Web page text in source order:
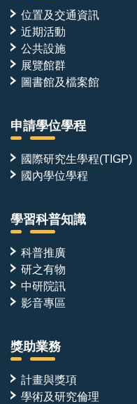
位置及交通資訊
近期活動
公共設施
展覽館群
圖書館及檔案館
申請學位學程
國際研究生學程(TIGP)
國內學位學程
學習科普知識
科普推廣
研之有物
中研院訊
影音專區
獎助業務
計畫與獎項
學術及研究倫理